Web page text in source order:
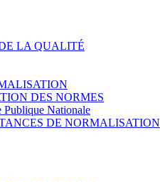
LA QUALITÉ
DES NORMES
Publique Nationale
DE NORMALISATION